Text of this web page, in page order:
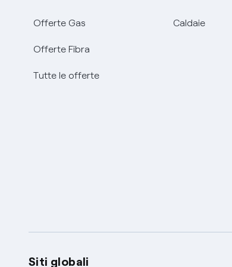
Offerte Gas
Offerte Fibra
Tutte le offerte
Caldaie
Siti globali